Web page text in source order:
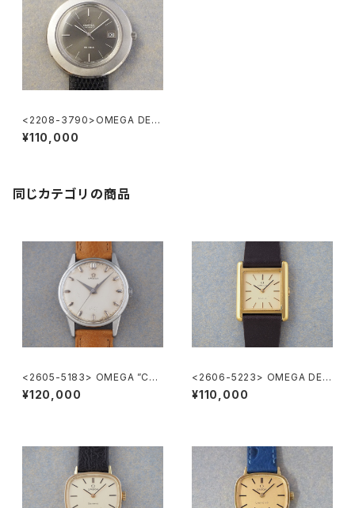
<2208-3790>OMEGA DE-
VILLE
¥110,000
同じカテゴリの商品
<2605-5183> OMEGA ”Cal.
285"
¥120,000
<2606-5223> OMEGA DE V
ILLE
¥110,000